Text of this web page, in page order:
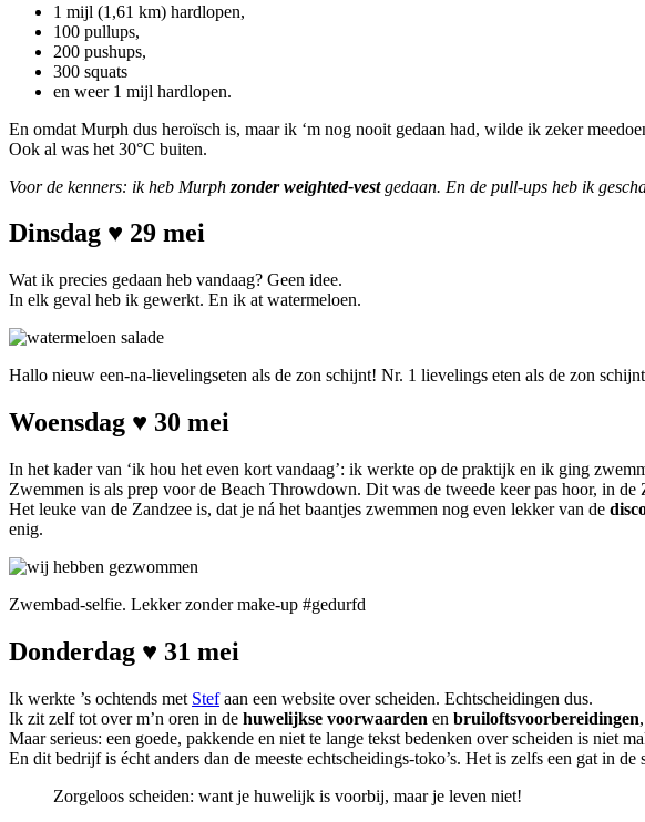
1 mijl (1,61 km) hardlopen,
100 pullups,
200 pushups,
300 squats
en weer 1 mijl hardlopen.
En omdat Murph dus heroïsch is, maar ik ‘m nog nooit gedaan had, wilde ik zeker
Ook al was het 30°C buiten.
Voor de kenners: ik heb Murph zonder weighted-vestgedaan. En de pull-ups heb ik
Dinsdag ♥ 29 mei
Wat ik precies gedaan heb vandaag? Geen idee.
In elk geval heb ik gewerkt. En ik at watermeloen.
Hallo nieuw een-na-lievelingseten als de zon schijnt! Nr. 1 lievelings eten als de zon
Woensdag ♥ 30 mei
In het kader van ‘ik hou het even kort vandaag’: ik werkte op de praktijk en ik ging
Zwemmen is als prep voor de Beach Throwdown. Dit was de tweede keer pas hoor, in de
Het leuke van de Zandzee is, dat je ná het baantjes zwemmen nog even lekker van de
enig.
Zwembad-selfie. Lekker zonder make-up #gedurfd
Donderdag ♥ 31 mei
Ik werkte ’s ochtends met Stefaan een website over scheiden. Echtscheidingen dus.
Ik zit zelf tot over m’n oren in de huwelijkse voorwaarden en bruiloftsvoorbereidingen
Maar serieus: een goede, pakkende en niet te lange tekst bedenken over scheiden is niet
En dit bedrijf is écht anders dan de meeste echtscheidings-toko’s. Het is zelfs een gat in
Zorgeloos scheiden: want je huwelijk is voorbij, maar je leven niet!